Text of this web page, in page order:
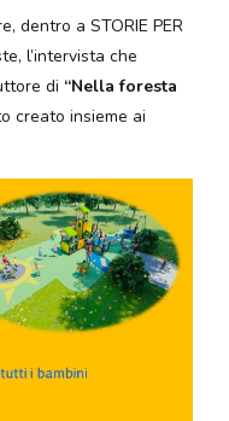
dentro a STORIE PER
l’intervista che
di “Nella foresta
creato insieme ai